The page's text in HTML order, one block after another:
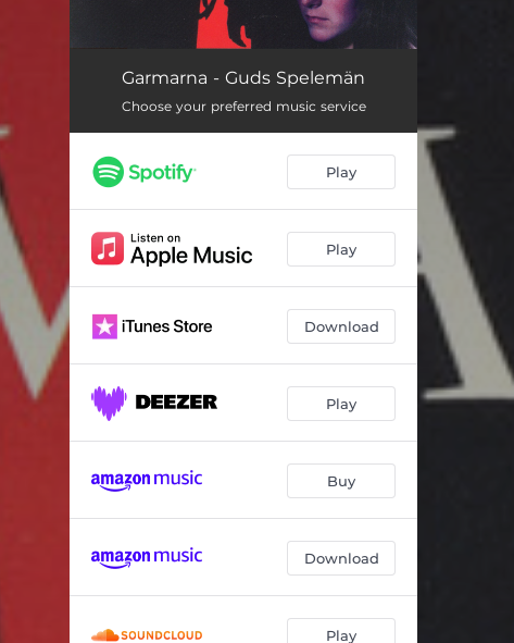
Herr Mannelig 06:22
Vänner och Fränder 05:11
Halling från Makedonien 02:46
Varulven 04:34
Hilla Lilla 06:20
Drew Drusnaar/Idag som igår 02:46
Herr Holger 04:38
03:27
Garmarna - Guds Spelemän
Choose your preferred music service
Play
Play
Download
Play
Buy
Download
Play